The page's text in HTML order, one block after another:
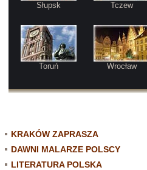
Słupsk Tczew
Toruń Wrocław
KRAKÓW ZAPRASZA
DAWNI MALARZE POLSCY
LITERATURA POLSKA